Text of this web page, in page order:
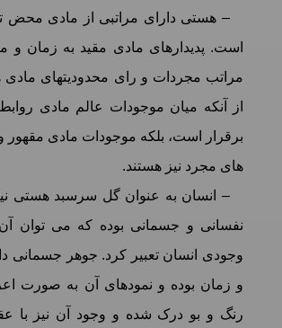
– هستی دارای مراتبی از مادی محض
است. پدیدارهای مادی مقید به زمان و
مراتب مجردات و رای محدودیتهای مادی
از آنکه میان موجودات عالم مادی
برقرار است، بلکه موجودات مادی مقهور و
های مجرد نیز هستند.
– انسان به عنوان گل سرسبد هستی
نفسانی و جسمانی بوده که می توان
وجودی انسان تعبیر کرد. جوهر جسمانی
و زمان بوده و نمودهای آن به صورت
رنگ و بو درک شده و وجود آن نیز با